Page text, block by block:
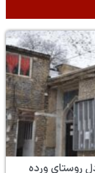
روستای ورده